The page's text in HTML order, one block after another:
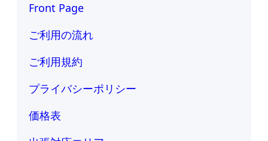
Front Page
ご利用の流れ
ご利用規約
プライバシーポリシー
価格表